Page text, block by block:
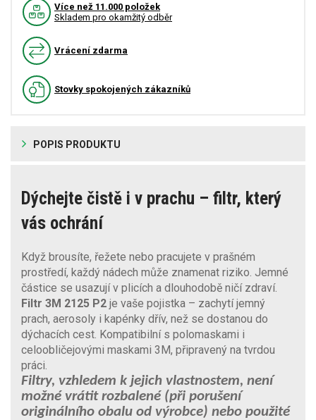
Více než 11.000 položek
Skladem pro okamžitý odběr
Vrácení zdarma
Stovky spokojených zákazníků
POPIS PRODUKTU
Dýchejte čistě i v prachu – filtr, který
vás ochrání
Když brousíte, řežete nebo pracujete v prašném
prostředí, každý nádech může znamenat riziko. Jemné
částice se usazují v plicích a dlouhodobě ničí zdraví.
Filtr 3M 2125 P2 je vaše pojistka – zachytí jemný
prach, aerosoly i kapénky dřív, než se dostanou do
dýchacích cest. Kompatibilní s polomaskami i
celoobličejovými maskami 3M, připravený na tvrdou
práci.
Filtry, vzhledem k jejich vlastnostem, není
možné vrátit rozbalené (při porušení
originálního obalu od výrobce) nebo použité